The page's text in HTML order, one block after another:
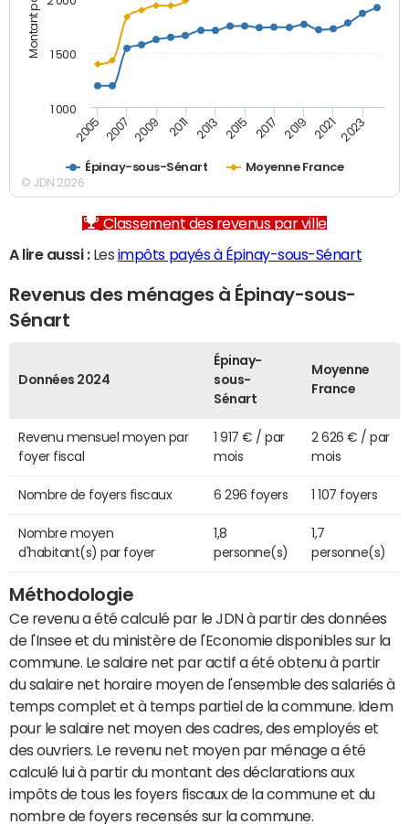
Épinay-sous-Sénart Moyenne France
2005 2007 2009 2011 2013 2015 2017 2019 2021 2023
1 000
1 500
© JDN 2026
Classement des revenus par ville
A lire aussi :Les impôts payés à Épinay-sous-Sénart
Revenus des ménages à Épinay-sous-
Sénart
Données 2024
Épinay-
sous-
Sénart
Moyenne
France
Revenu mensuel moyen par
foyer fiscal
1 917 € / par
mois
2 626 € / par
mois
Nombre de foyers fiscaux 6 296 foyers 1 107 foyers
Nombre moyen
d'habitant(s) par foyer
1,8
personne(s)
1,7
personne(s)
Méthodologie
Ce revenu a été calculé par le JDN à partir des données
de l'Insee et du ministère de l'Economie disponibles sur la
commune. Le salaire net par actif a été obtenu à partir
du salaire net horaire moyen de l'ensemble des salariés à
temps complet et à temps partiel de la commune. Idem
pour le salaire net moyen des cadres, des employés et
des ouvriers. Le revenu net moyen par ménage a été
calculé lui à partir du montant des déclarations aux
impôts de tous les foyers fiscaux de la commune et du
nombre de foyers recensés sur la commune.